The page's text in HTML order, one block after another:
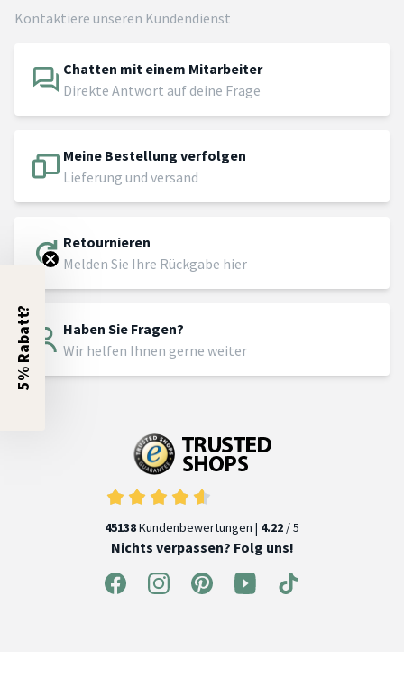
Kontaktiere unseren Kundendienst
Chatten mit einem Mitarbeiter
Direkte Antwort auf deine Frage
Meine Bestellung verfolgen
Lieferung und versand
Retournieren
Melden Sie Ihre Rückgabe hier
Haben Sie Fragen?
Wir helfen Ihnen gerne weiter
45138Kundenbewertungen | 4.22 / 5
Nichts verpassen? Folg uns!
5% Rabatt?